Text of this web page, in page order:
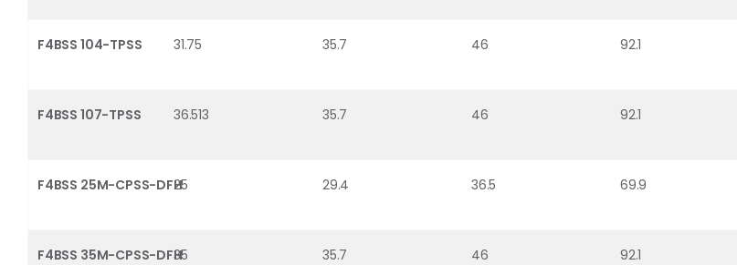
F4BSS 104-TPSS 31.75 35.7 46 92.1
F4BSS 107-TPSS 36.513 35.7 46 92.1
F4BSS 25M-CPSS-DFH
25 29.4 36.5 69.9
F4BSS 35M-CPSS-DFH
35 35.7 46 92.1